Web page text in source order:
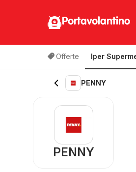
Portavolantino
Offerte Iper
PENNY
PENNY